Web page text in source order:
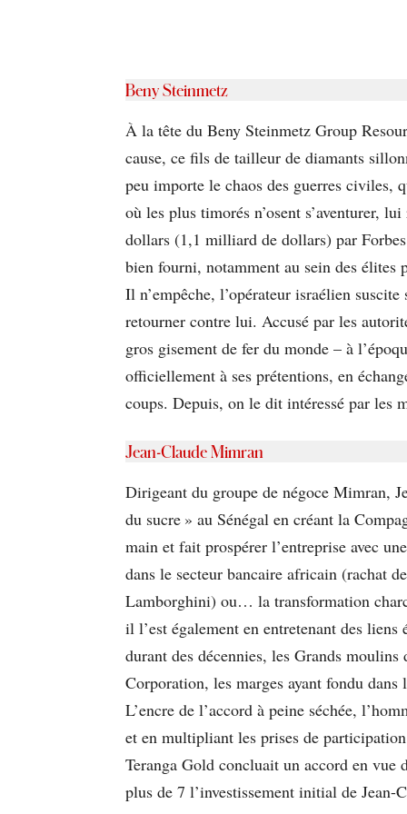
Beny Steinmetz
À la tête du Beny Steinmetz Group
cause, ce ﬁls de tailleur de diamants
peu importe le chaos des guerres civiles,
où les plus timorés n’osent s’aventurer,
dollars (1,1 milliard de dollars) par
bien fourni, notamment au sein des élites
Il n’empêche, l’opérateur israélien
retourner contre lui. Accusé par les
gros gisement de fer du monde – à
officiellement à ses prétentions, en
coups. Depuis, on le dit intéressé par les
Jean-Claude Mimran
Dirigeant du groupe de négoce Mimran,
du sucre » au Sénégal en créant la
main et fait prospérer l’entreprise avec
dans le secteur bancaire africain (rachat
Lamborghini) ou… la transformation
il l’est également en entretenant des
durant des décennies, les Grands
Corporation, les marges ayant fondu dans
L’encre de l’accord à peine séchée,
et en multipliant les prises de
Teranga Gold concluait un accord en
plus de 7 l’investissement initial de